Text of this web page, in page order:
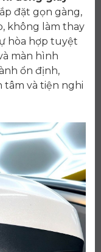
đặt gọn gàng,
không làm thay
hòa hợp tuyệt
màn hình
ổn định,
tâm và tiện nghi